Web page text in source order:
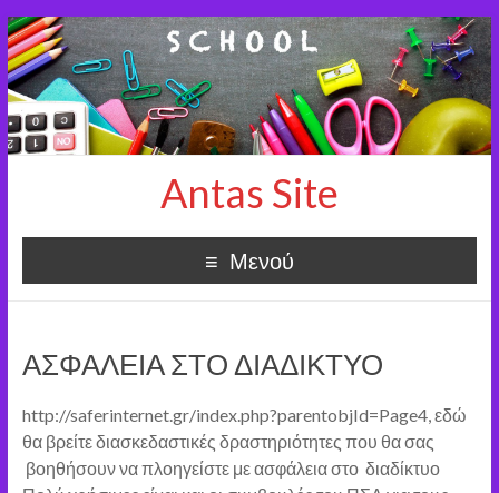
Antas Site
Μενού
ΑΣΦΑΛΕΙΑ ΣΤΟ ΔΙΑΔΙΚΤΥΟ
http://saferinternet.gr/index.php?parentobjId=Page4, εδώ
θα βρείτε διασκεδαστικές δραστηριότητες που θα σας
βοηθήσουν να πλοηγείστε με ασφάλεια στο διαδίκτυο